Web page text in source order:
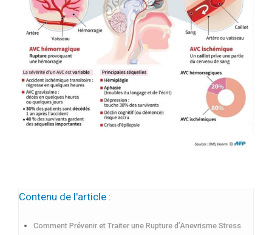
Contenu de l'article :
Comment Prévenir et Traiter une Rupture d’Anevrisme Stress